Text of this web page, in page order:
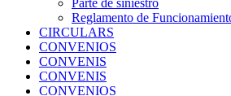
Parte de siniestro
Reglamento de
CIRCULARS
CONVENIOS
CONVENIS
CONVENIS
CONVENIOS